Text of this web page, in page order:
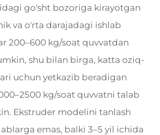
go'sht bozoriga kirayotgan
va o'rta darajadagi ishlab
200–600 kg/soat quvvatdan
shu bilan birga, katta oziq-
uchun yetkazib beradigan
kg/soat quvvatni talab
Ekstruder modelini tanlash
emas, balki 3–5 yil ichida